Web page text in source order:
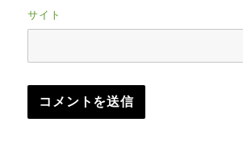
サイト